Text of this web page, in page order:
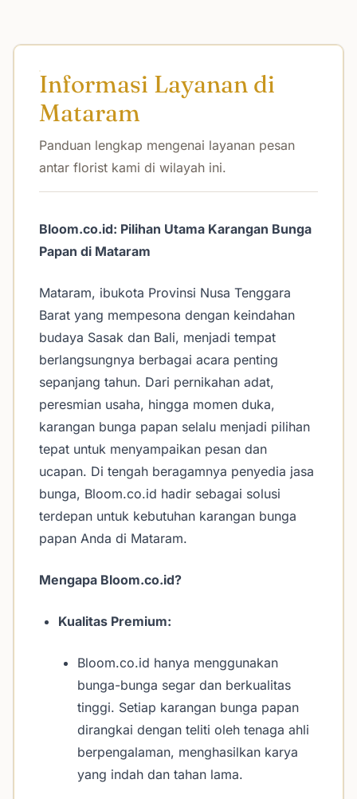
Informasi Layanan di
Mataram
Panduan lengkap mengenai layanan pesan
antar florist kami di wilayah ini.
Bloom.co.id: Pilihan Utama Karangan Bunga
Papan di Mataram
Mataram, ibukota Provinsi Nusa Tenggara
Barat yang mempesona dengan keindahan
budaya Sasak dan Bali, menjadi tempat
berlangsungnya berbagai acara penting
sepanjang tahun. Dari pernikahan adat,
peresmian usaha, hingga momen duka,
karangan bunga papan selalu menjadi pilihan
tepat untuk menyampaikan pesan dan
ucapan. Di tengah beragamnya penyedia jasa
bunga, Bloom.co.id hadir sebagai solusi
terdepan untuk kebutuhan karangan bunga
papan Anda di Mataram.
Mengapa Bloom.co.id?
Kualitas Premium:
Bloom.co.id hanya menggunakan
bunga-bunga segar dan berkualitas
tinggi. Setiap karangan bunga papan
dirangkai dengan teliti oleh tenaga ahli
berpengalaman, menghasilkan karya
yang indah dan tahan lama.